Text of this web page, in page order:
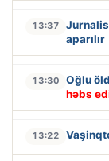
13:37
aparılır
13:30 Oğlu
həbs
13:22